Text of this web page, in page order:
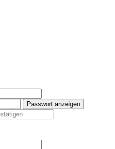
Passwort anzeigen